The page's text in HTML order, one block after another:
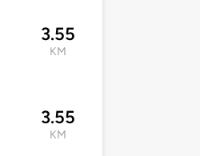
3.55
KM
3.55
KM